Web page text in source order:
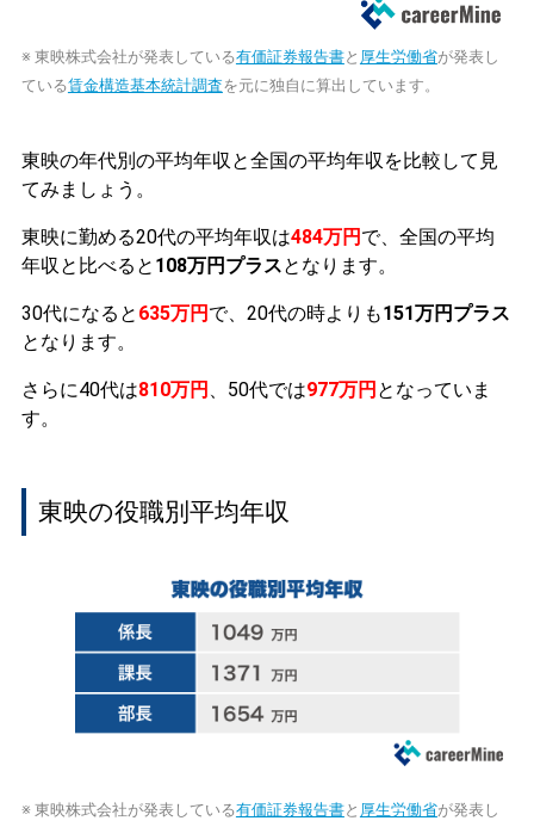
※ 東映株式会社が発表している有価証券報告書と 厚生労働省が発表し
ている賃金構造基本統計調査を元に独自に算出しています。
東映の年代別の平均年収と全国の平均年収を比較して見
てみましょう。
東映に勤める20代の平均年収は484万円 で、全国の平均
年収と比べると 108万円プラスとなります。
30代になると 635万円 で、20代の時よりも151万円プラス
となります。
さらに40代は810万円 、50代では977万円 となっていま
す。
東映の役職別平均年収
※ 東映株式会社が発表している有価証券報告書と 厚生労働省が発表し